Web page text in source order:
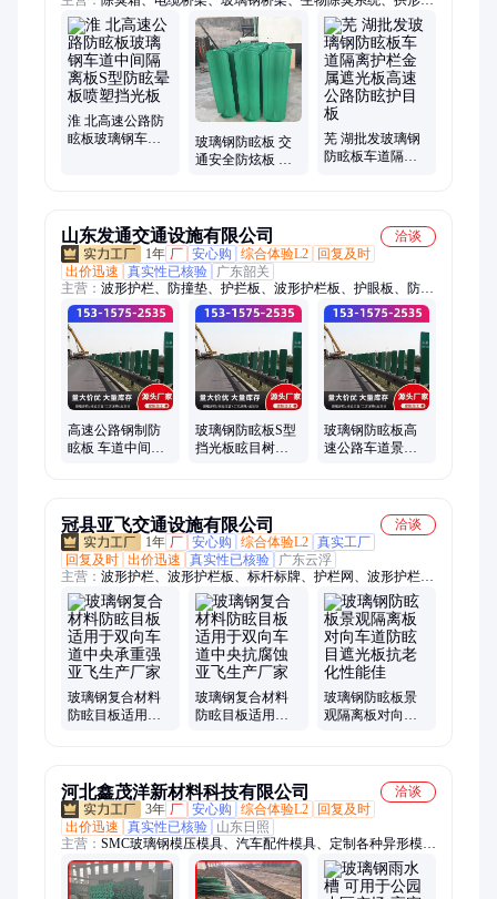
形盖板、玻璃钢电缆桥架、玻璃钢梯式桥架、玻璃钢管箱、玻璃
钢电缆管箱、高速公路桥架、玻璃钢生物除臭箱、一体化生物除
臭箱、生物滤池、生物除臭箱、污水厂生物除臭设备、玻璃钢拱
形盖板、玻璃钢污水池盖板、污水池密封盖板、拱形盖板、污水
池盖板、拉挤平盖板、玻璃钢警示桩、玻璃钢警示牌、玻璃钢警
示球、生物除臭设备
淮 北高速公路防
眩板玻璃钢车道
玻璃钢防眩板 交
通安全防炫板 车
芜 湖批发玻璃钢
防眩板车道隔离
山东发通交通设施有限公司
洽谈
1年 厂 安心购 综合体验L2
回复及时
出价迅速
真实性已核验
广东韶关
主营： 波形护栏、防撞垫、护拦板、波形护栏板、护眼板、防眩
板、遮光板、防护栏、防撞栏、护栏立柱、安全护栏、防护护
栏、双波护栏、防撞设施、梁钢护栏、防撞围栏、减震护栏、防
撞护栏、钢板围栏、防撞钢板、桥梁护栏、道路护栏、护栏支
架、护栏钢板、山崖护栏
高速公路钢制防
眩板 车道中间玻
玻璃钢防眩板S型
挡光板眩目树叶
玻璃钢防眩板高
速公路车道景观
冠县亚飞交通设施有限公司
洽谈
1年 厂 安心购 综合体验L2 真实工厂
回复及时 出价迅速 真实性已核验
广东云浮
主营： 波形护栏、波形护栏板、标杆标牌、护栏网、波形护栏配
件、标志杆、标志牌
玻璃钢复合材料
防眩目板适用于
玻璃钢复合材料
防眩目板适用于
玻璃钢防眩板景
观隔离板对向车
河北鑫茂洋新材料科技有限公司
洽谈
3年 厂 安心购 综合体验L2
回复及时
出价迅速
真实性已核验
山东日照
主营： SMC玻璃钢模压模具、汽车配件模具、定制各种异形模
具、玻璃钢格栅模具、格栅模具、SMC玻璃钢模压产品、铁路用
玻璃钢公里标、玻璃钢SMC观察井、格栅树篦子